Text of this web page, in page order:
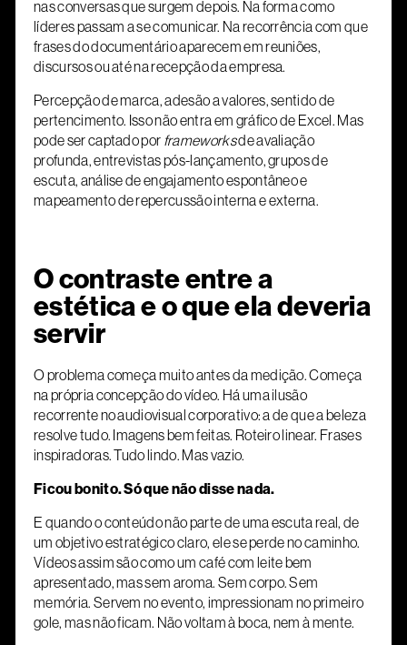
nas conversas que surgem depois. Na forma como
líderes passam a se comunicar. Na recorrência com que
frases do documentário aparecem em reuniões,
discursos ou até na recepção da empresa.
Percepção de marca, adesão a valores, sentido de
pertencimento. Isso não entra em gráfico de Excel. Mas
pode ser captado por frameworksde avaliação
profunda, entrevistas pós-lançamento, grupos de
escuta, análise de engajamento espontâneo e
mapeamento de repercussão interna e externa.
O contraste entre a
estética e o que ela deveria
servir
O problema começa muito antes da medição. Começa
na própria concepção do vídeo. Há uma ilusão
recorrente no audiovisual corporativo: a de que a beleza
resolve tudo. Imagens bem feitas. Roteiro linear. Frases
inspiradoras. Tudo lindo. Mas vazio.
Ficou bonito. Só que não disse nada.
E quando o conteúdo não parte de uma escuta real, de
um objetivo estratégico claro, ele se perde no caminho.
Vídeos assim são como um café com leite bem
apresentado, mas sem aroma. Sem corpo. Sem
memória. Servem no evento, impressionam no primeiro
gole, mas não ficam. Não voltam à boca, nem à mente.